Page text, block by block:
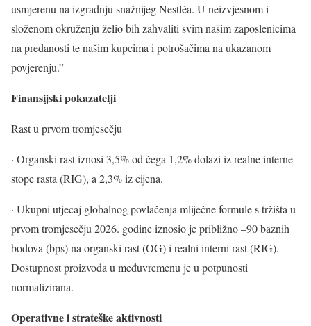
usmjerenu na izgradnju snažnijeg Nestléa. U neizvjesnom i
složenom okruženju želio bih zahvaliti svim našim zaposlenicima
na predanosti te našim kupcima i potrošačima na ukazanom
povjerenju.”
Finansijski pokazatelji
Rast u prvom tromjesečju
· Organski rast iznosi 3,5% od čega 1,2% dolazi iz realne interne
stope rasta (RIG), a 2,3% iz cijena.
· Ukupni utjecaj globalnog povlačenja mliječne formule s tržišta u
prvom tromjesečju 2026. godine iznosio je približno –90 baznih
bodova (bps) na organski rast (OG) i realni interni rast (RIG).
Dostupnost proizvoda u međuvremenu je u potpunosti
normalizirana.
Operativne i strateške aktivnosti